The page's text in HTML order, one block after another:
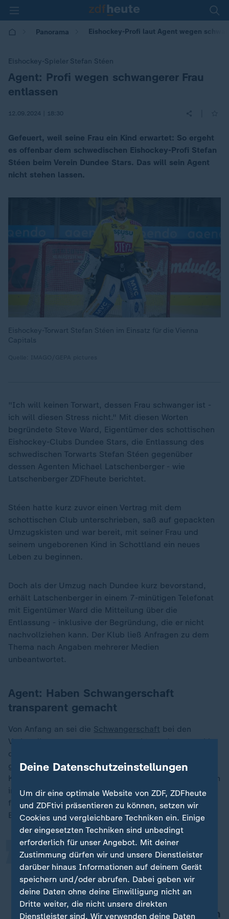
Panorama Eishockey-Profi laut Agent wegen
Eishockey-Spieler Stefan Stéen
:
Agent: Profi wegen schwangerer Frau
entlassen
12.09.2024 | 18:30
Gefeuert, weil seine Frau ein Kind erwartet: So ergeht
es offenbar dem schwedischen Eishockey-Profi Stefan
Stéen beim Verein Dundee Stars. Das will sein Agent
nicht stehen lassen.
Eishockey-Torwart Stefan Stéen im Einsatz für die Vienna
Capitals
"Ich will keinen Torwart, dessen Frau schwanger ist -
ich will diesen Stress nicht." Mit diesen Worten
begründete Steve Ward, Eigentümer des schottischen
Eishockey-Clubs Dundee Stars, die Entlassung des
schwedischen Torwarts Stefan Stéen gegenüber
dessen Agenten Michael Latschenberger - wie
Latschenberger ZDFheute berichtet.
Stéen hatte kurz zuvor einen Vertrag mit dem
schottischen Club unterschrieben, saß auf gepackten
Umzugskisten und war bereit, mit seiner Frau und
seinem ungeborenen Kind in Schottland ein neues
Leben zu beginnen.
Doch als der Umzug nach Dundee kurz bevorstand,
erhält Latschenberger in einem 7-minütigen Telefonat
mit Eigentümer Ward die Mitteilung über die
Entlassung - inklusive der Begründung, die er nicht
nachvollziehen kann. Der Klub ließ Anfragen zu dem
Thema nach Angaben mehrerer Medien
unbeantwortet.
Agent: Haben Schwangerschaft
transparent gemacht
Von Anfang an sei die Schwangerschaft bei den
Verhandlungen transparent gemacht worden, sowohl
der Klub als auch der Trainer seien darüber informiert
gewesen und hätten sich auf die neue Familie im
Kreise des Vereins gefreut. Die Entlassung - vertraglich
in bestimmten Fällen rechtlich möglich - kam deshalb
für Latschenberger mehr als überraschend. Die
Begründung kritisiert er scharf:
Für mich geht es auch darum, dass
man mit Menschen nicht so umgeht,
sie wie Ware behandelt. Dass man
eine hochschwangere Frau
Umzugskisten packen lässt und dann
„
Deine Datenschutzeinstellungen
Um dir eine optimale Website von ZDF, ZDFheute
und ZDFtivi präsentieren zu können, setzen wir
Cookies und vergleichbare Techniken ein. Einige
der eingesetzten Techniken sind unbedingt
erforderlich für unser Angebot. Mit deiner
Zustimmung dürfen wir und unsere Dienstleister
darüber hinaus Informationen auf deinem Gerät
speichern und/oder abrufen. Dabei geben wir
deine Daten ohne deine Einwilligung nicht an
Dritte weiter, die nicht unsere direkten
Dienstleister sind. Wir verwenden deine Daten